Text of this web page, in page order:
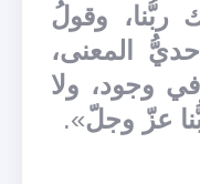
ربُّنا، وقولُ
المعنى،
وجود، ولا
عزّ وجلّ».